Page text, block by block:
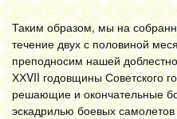
Таким образом, мы на
течение двух с половиной
преподносим нашей
ХХVII годовщины Советского
решающие и окончательные
эскадрилью боевых